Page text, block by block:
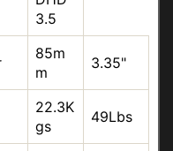
3.5
85m
m
3.35"
22.3K
gs
49Lbs